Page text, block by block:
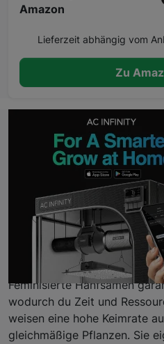
Amazon
Lieferzeit abhängig vom
Zu
Beschreibung
Du suchst zuverlässige
planbarer Ernte? Slam
robuste Genetik mit
einem klaren Profil, das
Setups integrieren lässt. Mit
hast du eine solide
Eigenschaften
Feminisierte Hanfsamen
wodurch du Zeit und
weisen eine hohe Keimrate
gleichmäßige Pflanzen. Sie